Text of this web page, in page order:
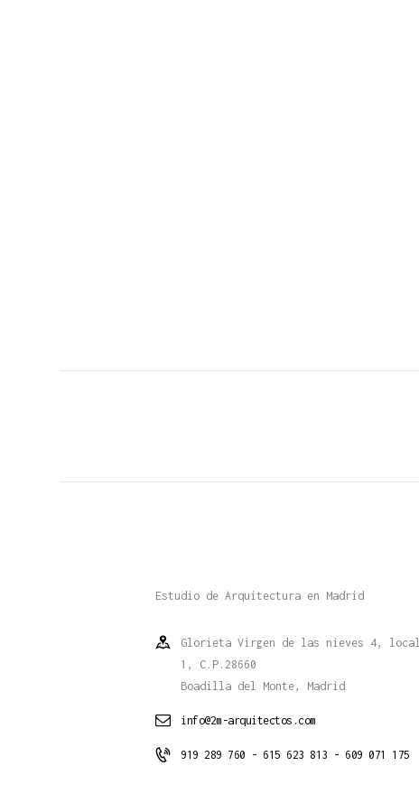
Estudio de Arquitectura en Madrid
Glorieta Virgen de las nieves 4, local
1, C.P.28660
Boadilla del Monte, Madrid
info@2m-arquitectos.com
919 289 760 - 615 623 813 - 609 071 175